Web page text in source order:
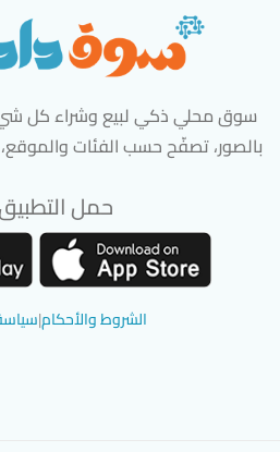
سوق محلي ذكي لبيع وشراء كل
بالصور، تصفّح حسب الفئات
حمل
الشروط والأحكام|